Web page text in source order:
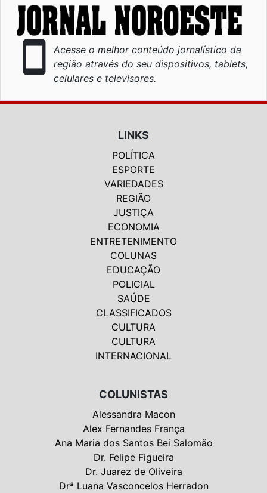
smartphone
Acesse o melhor conteúdo jornalístico da
região através do seu dispositivos, tablets,
celulares e televisores.
LINKS
POLÍTICA
ESPORTE
VARIEDADES
REGIÃO
JUSTIÇA
ECONOMIA
ENTRETENIMENTO
COLUNAS
EDUCAÇÃO
POLICIAL
SAÚDE
CLASSIFICADOS
CULTURA
CULTURA
INTERNACIONAL
COLUNISTAS
Alessandra Macon
Alex Fernandes França
Ana Maria dos Santos Bei Salomão
Dr. Felipe Figueira
Dr. Juarez de Oliveira
Drª Luana Vasconcelos Herradon